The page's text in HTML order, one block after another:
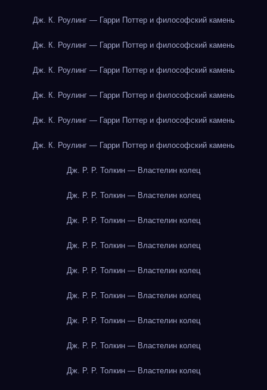
Дж. К. Роулинг — Гарри Поттер и философский камень
Дж. К. Роулинг — Гарри Поттер и философский камень
Дж. К. Роулинг — Гарри Поттер и философский камень
Дж. К. Роулинг — Гарри Поттер и философский камень
Дж. К. Роулинг — Гарри Поттер и философский камень
Дж. К. Роулинг — Гарри Поттер и философский камень
Дж. Р. Р. Толкин — Властелин колец
Дж. Р. Р. Толкин — Властелин колец
Дж. Р. Р. Толкин — Властелин колец
Дж. Р. Р. Толкин — Властелин колец
Дж. Р. Р. Толкин — Властелин колец
Дж. Р. Р. Толкин — Властелин колец
Дж. Р. Р. Толкин — Властелин колец
Дж. Р. Р. Толкин — Властелин колец
Дж. Р. Р. Толкин — Властелин колец